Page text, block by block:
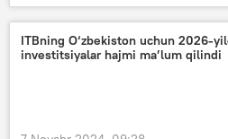
YeOII
YeIK
Oziq-
markirovkalash
savdo
ITBning O‘zbekiston uchun 2026-
investitsiyalar hajmi ma’lum qilindi